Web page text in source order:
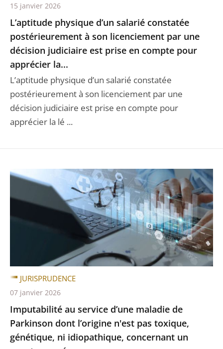
L’aptitude physique d’un salarié constatée
postérieurement à son licenciement par une
décision judiciaire est prise en compte pour
apprécier la...
L’aptitude physique d’un salarié constatée
postérieurement à son licenciement par une
décision judiciaire est prise en compte pour
apprécier la lé ...
15 janvier 2026
Imputabilité au service d’une maladie de
Parkinson dont l’origine n'est pas toxique,
génétique, ni idiopathique, concernant un
JURISPRUDENCE
07 janvier 2026